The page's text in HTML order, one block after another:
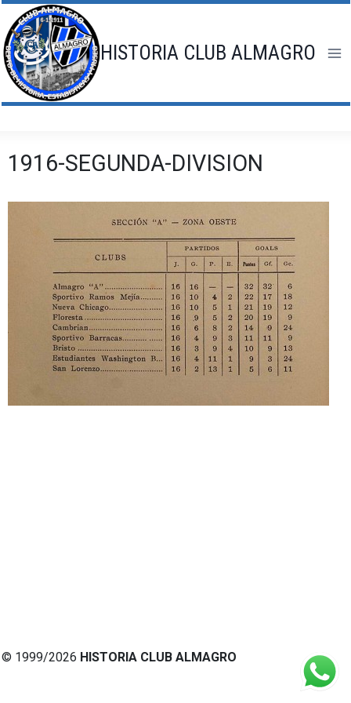
Saltar
al
contenido
HISTORIA CLUB ALMAGRO
1916-SEGUNDA-DIVISION
© 1999/2026 HISTORIA CLUB ALMAGRO